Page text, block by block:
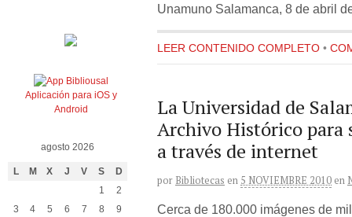
Unamuno Salamanca, 8 de abril
LEER CONTENIDO COMPLETO •
La Universidad de
Archivo Histórico para
a través de internet
por Bibliotecas en 5 NOVIEMBRE 2010 en
Cerca de 180.000 imágenes de
Aplicación para iOS y
Android
agosto 2026
L M X J V S D
1
2
3
4 5 6 7 8
9